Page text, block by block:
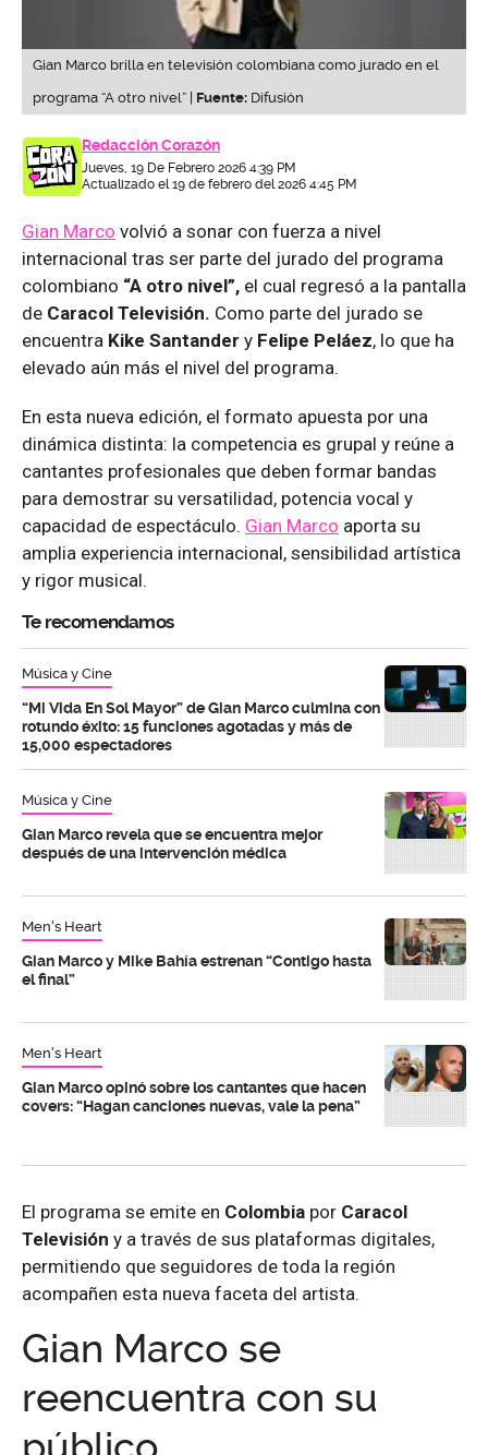
Gian Marco brilla en televisión colombiana como jurado en el
programa “A otro nivel” | Fuente: Difusión
Redacción Corazón
Jueves, 19 De Febrero 2026 4:39 PM
Actualizado el 19 de febrero del 2026 4:45 PM
Gian Marco volvió a sonar con fuerza a nivel
internacional tras ser parte del jurado del programa
colombiano “A otro nivel”, el cual regresó a la pantalla
de Caracol Televisión. Como parte del jurado se
encuentra Kike Santander y Felipe Peláez, lo que ha
elevado aún más el nivel del programa.
En esta nueva edición, el formato apuesta por una
dinámica distinta: la competencia es grupal y reúne a
cantantes profesionales que deben formar bandas
para demostrar su versatilidad, potencia vocal y
capacidad de espectáculo. Gian Marco aporta su
amplia experiencia internacional, sensibilidad artística
y rigor musical.
Te recomendamos
Música y Cine
“Mi Vida En Sol Mayor” de Gian Marco culmina con
rotundo éxito: 15 funciones agotadas y más de
15,000 espectadores
Música y Cine
Gian Marco revela que se encuentra mejor
después de una intervención médica
Men's Heart
Gian Marco y Mike Bahía estrenan “Contigo hasta
el final”
Men's Heart
Gian Marco opinó sobre los cantantes que hacen
covers: “Hagan canciones nuevas, vale la pena”
El programa se emite en Colombia por Caracol
Televisión y a través de sus plataformas digitales,
permitiendo que seguidores de toda la región
acompañen esta nueva faceta del artista.
Gian Marco se
reencuentra con su